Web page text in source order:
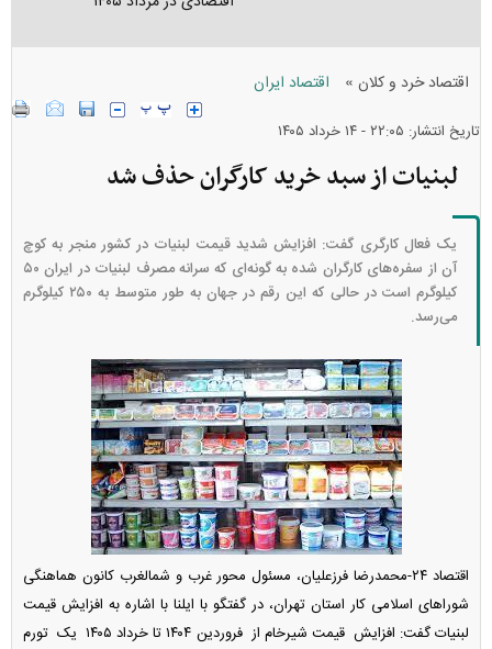
اقتصاد خرد و کلان » اقتصاد ایران
تاریخ انتشار: ۲۲:۰۵ - ۱۴ خرداد ۱۴۰۵
لبنیات از سبد خرید کارگران حذف شد
یک فعال کارگری گفت: افزایش شدید قیمت لبنیات در کشور منجر به کوچ
آن از سفره‌های کارگران شده به گونه‌ای که سرانه مصرف لبنیات در ایران ۵۰
کیلوگرم است در حالی که این رقم در جهان به طور متوسط به ۲۵۰ کیلوگرم
می‌رسد.
اقتصاد ۲۴-محمدرضا فرزعلیان، مسئول محور غرب و شمالغرب کانون هماهنگی
شوراهای اسلامی کار استان تهران، در گفتگو با ایلنا با اشاره به افزایش قیمت
لبنیات گفت: افزایش قیمت شیرخام از فروردین ۱۴۰۴ تا خرداد ۱۴۰۵ یک تورم